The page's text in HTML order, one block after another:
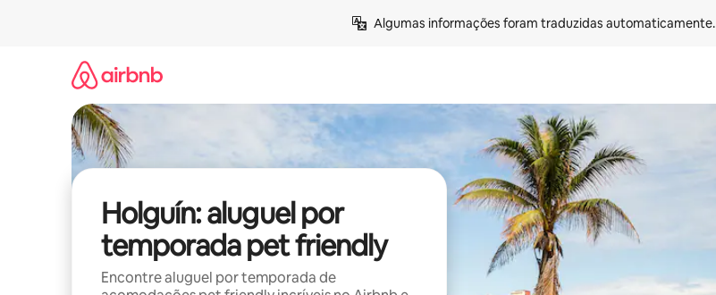
Algumas informações foram traduzidas automaticamente.
Holguín: aluguel por
temporada pet friendly
Encontre aluguel por temporada de